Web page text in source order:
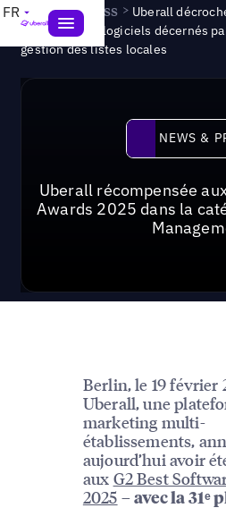
FR News & Press > Uberall
des meilleurs logiciels décernés
gestion des listes locales
NEWS &
Uberall récompensée
Awards 2025 dans la
Berlin, le 19 février
Uberall, une
marketing multi-
établissements,
aujourd’hui avoir
aux G2 Best
2025 –avec la 31ᵉ